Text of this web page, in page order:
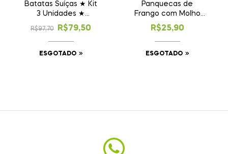
Batatas Suíças ★ Kit
3 Unidades ★
Promoção!
R$97,70 R$79,50
ESGOTADO
Panquecas de
Frango com Molho
Branco (esgotado)
R$25,90
ESGOTADO